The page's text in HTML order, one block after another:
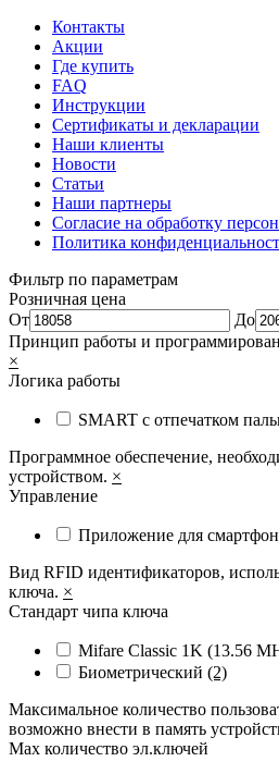
Контакты
Акции
Где купить
FAQ
Инструкции
Сертификаты и декларации
Наши клиенты
Новости
Статьи
Наши партнеры
Согласие на обработку
Политика
Фильтр по параметрам
Розничная цена
От
До
Принцип работы и
×
Логика работы
SMART с отпечатком
Программное обеспечение,
устройством. ×
Управление
Приложение для
Вид RFID идентификаторов,
ключа. ×
Стандарт чипа ключа
Mifare Classic 1K (13.56
Биометрический (2)
Максимальное количество
возможно внести в память
Max количество эл.ключей